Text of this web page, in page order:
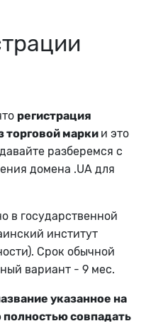
регистрация
торговой марки и это
разберемся с
домена .UA для
в государственной
институт
Срок обычной
вариант - 9 мес.
указанное на
совпадать